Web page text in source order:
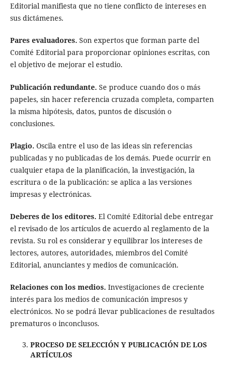
Editorial manifiesta que no tiene conflicto de intereses en
sus dictámenes.
Pares evaluadores. Son expertos que forman parte del
Comité Editorial para proporcionar opiniones escritas, con
el objetivo de mejorar el estudio.
Publicación redundante. Se produce cuando dos o más
papeles, sin hacer referencia cruzada completa, comparten
la misma hipótesis, datos, puntos de discusión o
conclusiones.
Plagio. Oscila entre el uso de las ideas sin referencias
publicadas y no publicadas de los demás. Puede ocurrir en
cualquier etapa de la planificación, la investigación, la
escritura o de la publicación: se aplica a las versiones
impresas y electrónicas.
Deberes de los editores. El Comité Editorial debe entregar
el revisado de los artículos de acuerdo al reglamento de la
revista. Su rol es considerar y equilibrar los intereses de
lectores, autores, autoridades, miembros del Comité
Editorial, anunciantes y medios de comunicación.
Relaciones con los medios. Investigaciones de creciente
interés para los medios de comunicación impresos y
electrónicos. No se podrá llevar publicaciones de resultados
prematuros o inconclusos.
PROCESO DE SELECCIÓN Y PUBLICACIÓN DE LOS
ARTÍCULOS